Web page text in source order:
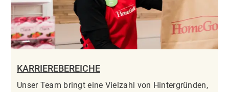
KARRIEREBEREICHE
Unser Team bringt eine Vielzahl von Hintergründen,